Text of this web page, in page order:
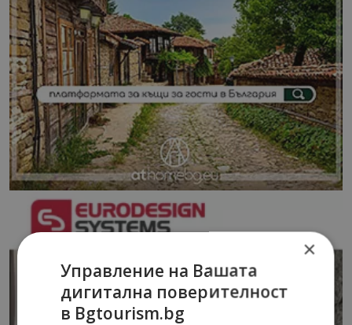
×
Управление на Вашата
дигитална поверителност
в Bgtourism.bg